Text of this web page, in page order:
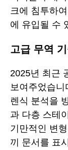
크에 침투하
에 유입될 수
고급 무역
2025년 최근
보여주었습
렌식 분석을
과 다층 스테
기만적인 변
끼 문서를 표